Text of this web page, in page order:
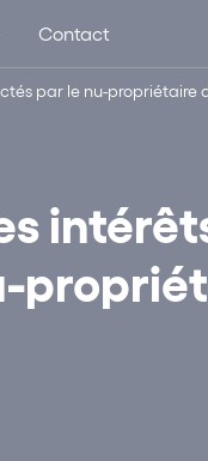
Contact
par le nu-propriétaire